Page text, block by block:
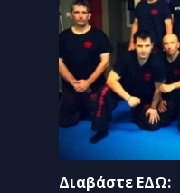
Διαβάστε ΕΔΩ: